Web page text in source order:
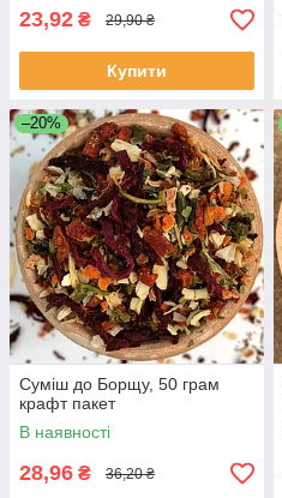
23,92 ₴ 29,90 ₴
Купити
–20%
Суміш до Борщу, 50 грам
крафт пакет
В наявності
28,96 ₴ 36,20 ₴